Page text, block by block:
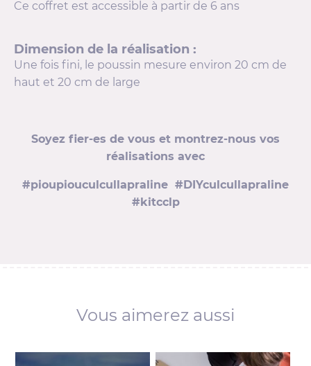
Ce coffret est accessible à partir de 6 ans
Dimension de la réalisation :
Une fois fini, le poussin mesure environ 20 cm de
haut et 20 cm de large
Soyez fier-es de vous et montrez-nous vos
réalisations avec
#pioupiouculcullapraline #DIYculcullapraline
#kitcclp
Vous aimerez aussi